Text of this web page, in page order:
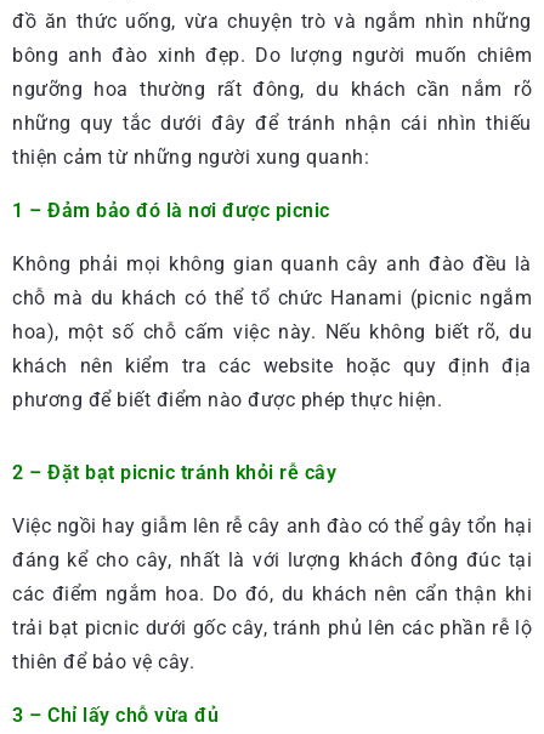
đồ ăn thức uống, vừa chuyện trò và ngắm nhìn những
bông anh đào xinh đẹp. Do lượng người muốn chiêm
ngưỡng hoa thường rất đông, du khách cần nắm rõ
những quy tắc dưới đây để tránh nhận cái nhìn thiếu
thiện cảm từ những người xung quanh:
1 – Đảm bảo đó là nơi được picnic
Không phải mọi không gian quanh cây anh đào đều là
chỗ mà du khách có thể tổ chức Hanami (picnic ngắm
hoa), một số chỗ cấm việc này. Nếu không biết rõ, du
khách nên kiểm tra các website hoặc quy định địa
phương để biết điểm nào được phép thực hiện.
2 – Đặt bạt picnic tránh khỏi rễ cây
Việc ngồi hay giẫm lên rễ cây anh đào có thể gây tổn hại
đáng kể cho cây, nhất là với lượng khách đông đúc tại
các điểm ngắm hoa. Do đó, du khách nên cẩn thận khi
trải bạt picnic dưới gốc cây, tránh phủ lên các phần rễ lộ
thiên để bảo vệ cây.
3 – Chỉ lấy chỗ vừa đủ